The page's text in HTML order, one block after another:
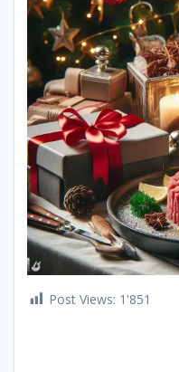
Post Views: 1'851